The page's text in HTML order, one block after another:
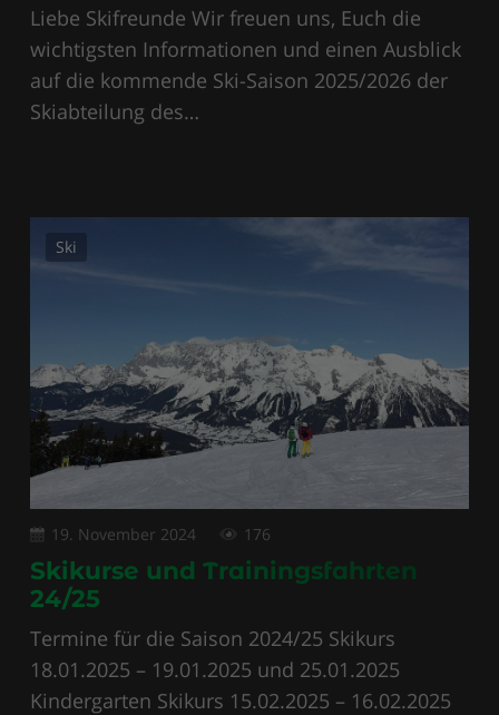
Liebe Skifreunde Wir freuen uns, Euch die
wichtigsten Informationen und einen Ausblick
auf die kommende Ski-Saison 2025/2026 der
Skiabteilung des…
Ski
19. November 2024 176
Skikurse und Trainingsfahrten
24/25
Termine für die Saison 2024/25 Skikurs
18.01.2025 – 19.01.2025 und 25.01.2025
Kindergarten Skikurs 15.02.2025 – 16.02.2025